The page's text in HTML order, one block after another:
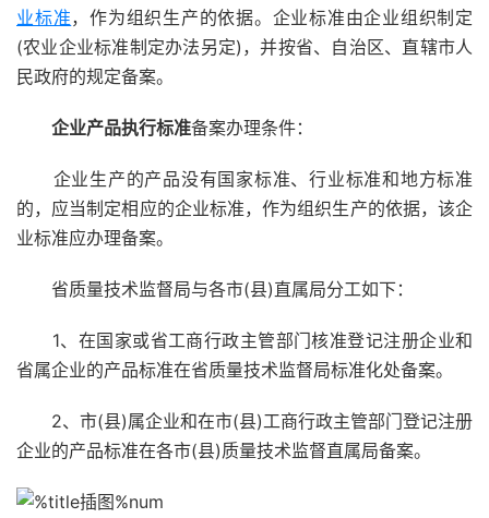
业标准，作为组织生产的依据。企业标准由企业组织制定
(农业企业标准制定办法另定)，并按省、自治区、直辖市人
民政府的规定备案。
企业产品执行标准备案办理条件：
企业生产的产品没有国家标准、行业标准和地方标准
的，应当制定相应的企业标准，作为组织生产的依据，该企
业标准应办理备案。
省质量技术监督局与各市(县)直属局分工如下：
1、在国家或省工商行政主管部门核准登记注册企业和
省属企业的产品标准在省质量技术监督局标准化处备案。
2、市(县)属企业和在市(县)工商行政主管部门登记注册
企业的产品标准在各市(县)质量技术监督直属局备案。